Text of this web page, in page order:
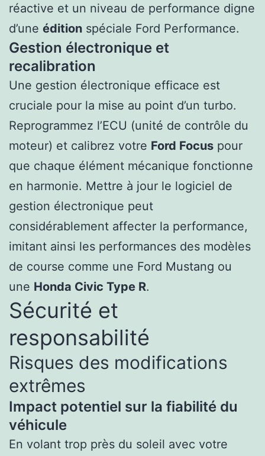
réactive et un niveau de performance digne
d’une édition spéciale Ford Performance.
Gestion électronique et
recalibration
Une gestion électronique efficace est
cruciale pour la mise au point d’un turbo.
Reprogrammez l’ECU (unité de contrôle du
moteur) et calibrez votre Ford Focus pour
que chaque élément mécanique fonctionne
en harmonie. Mettre à jour le logiciel de
gestion électronique peut
considérablement affecter la performance,
imitant ainsi les performances des modèles
de course comme une Ford Mustang ou
une Honda Civic Type R.
Sécurité et
responsabilité
Risques des modifications
extrêmes
Impact potentiel sur la fiabilité du
véhicule
En volant trop près du soleil avec votre